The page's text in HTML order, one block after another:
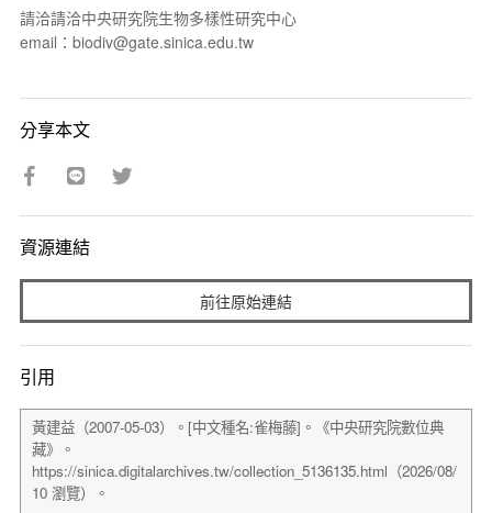
請洽請洽中央研究院生物多樣性研究中心
email：biodiv@gate.sinica.edu.tw
分享本文
資源連結
前往原始連結
引用